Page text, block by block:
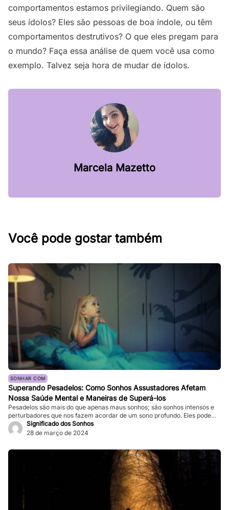
comportamentos estamos privilegiando. Quem são
seus ídolos? Eles são pessoas de boa índole, ou têm
comportamentos destrutivos? O que eles pregam para
o mundo? Faça essa análise de quem você usa como
exemplo. Talvez seja hora de mudar de ídolos.
Marcela Mazetto
Você pode gostar também
SONHAR COM
Superando Pesadelos: Como Sonhos Assustadores Afetam
Nossa Saúde Mental e Maneiras de Superá-los
Pesadelos são mais do que apenas maus sonhos; são sonhos intensos e
perturbadores que nos fazem acordar de um sono profundo. Eles podem
ser tão vívidos e assustadores que fazem nosso coração bater forte, e a
sensação de medo persiste mesmo depois de acordarmos. Enquanto
impactar significativamente nossa […]
Significado dos Sonhos
28 de março de 2024